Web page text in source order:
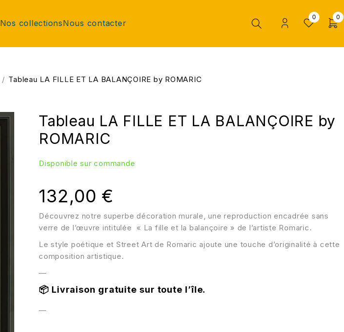
Nos collectionsNous contacter
0 0
/ Tableau LA FILLE ET LA BALANÇOIRE by ROMARIC
Tableau LA FILLE ET LA BALANÇOIRE by
ROMARIC
Disponible sur commande
Découvrez notre superbe décoration murale, une reproduction encadrée sans
verre de l’œuvre intitulée « La fille et la balançoire » de l’artiste Romaric.
Le style poétique et Street Art de Romaric ajoute une touche d’originalité à cette
composition artistique.
—
📦 Livraison gratuite sur toute l’île.
—
132,00 €